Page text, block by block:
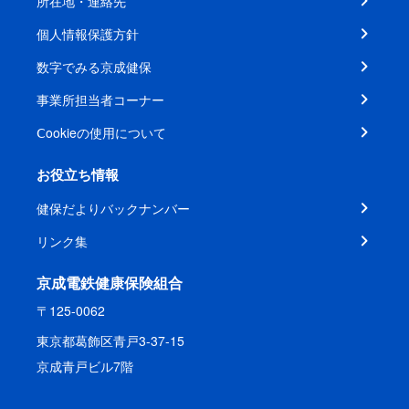
個人情報保護方針
数字でみる京成健保
事業所担当者コーナー
Ⅽookieの使用について
お役立ち情報
健保だよりバックナンバー
リンク集
京成電鉄健康保険組合
〒125-0062
東京都葛飾区青戸3-37-15
京成青戸ビル7階